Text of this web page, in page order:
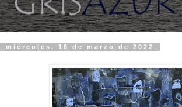
miércoles, 16 de marzo de 2022